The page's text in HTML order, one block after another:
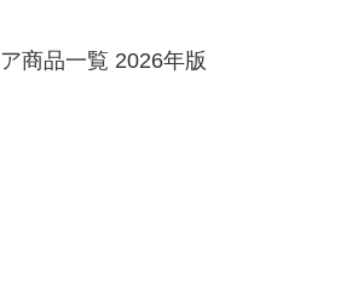
商品一覧 2026年版